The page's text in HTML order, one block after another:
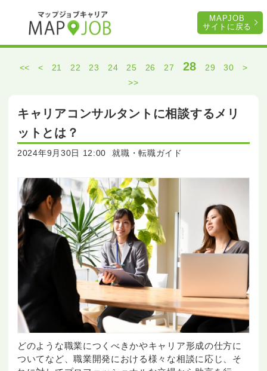
MAPJOB
サイトに戻る
<< < 21 22 23 24 25 26 27 28 29 30
>
>>
キャリアコンサルタントに相談するメリ
ットとは？
2024年9月30日 12:00 就職・転職ガイド
どのような職業につくべきかやキャリア形成の仕方に
ついてなど、職業開発における様々な相談に応じ、そ